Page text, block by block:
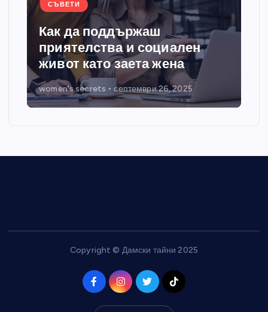
СЪВЕТИ
Как да поддържаш
приятелства и социален
живот като заета жена
women's secrets септември 26, 2025
Copyright © Дамски тайни 2025